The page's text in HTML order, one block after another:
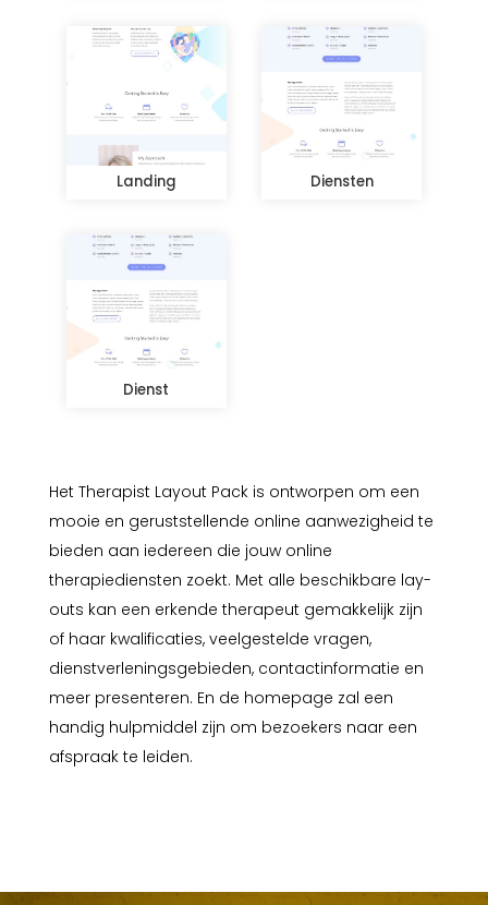
Het Therapist Layout Pack is ontworpen om een
mooie en geruststellende online aanwezigheid te
bieden aan iedereen die jouw online
therapiediensten zoekt. Met alle beschikbare lay-
outs kan een erkende therapeut gemakkelijk zijn
of haar kwalificaties, veelgestelde vragen,
dienstverleningsgebieden, contactinformatie en
meer presenteren. En de homepage zal een
handig hulpmiddel zijn om bezoekers naar een
afspraak te leiden.
Landing Diensten
Dienst